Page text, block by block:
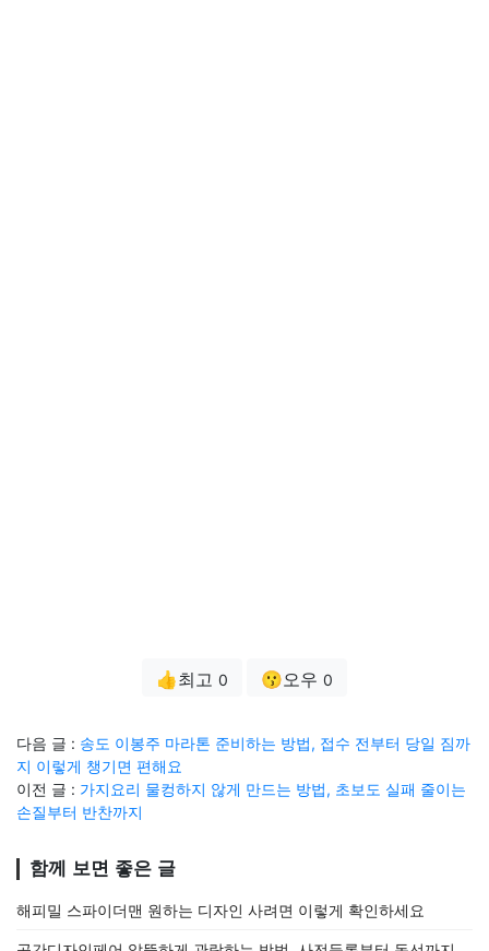
👍최고 0 😗오우 0
다음 글 : 송도 이봉주 마라톤 준비하는 방법, 접수 전부터 당일 짐까
지 이렇게 챙기면 편해요
이전 글 : 가지요리 물컹하지 않게 만드는 방법, 초보도 실패 줄이는
손질부터 반찬까지
함께 보면 좋은 글
해피밀 스파이더맨 원하는 디자인 사려면 이렇게 확인하세요